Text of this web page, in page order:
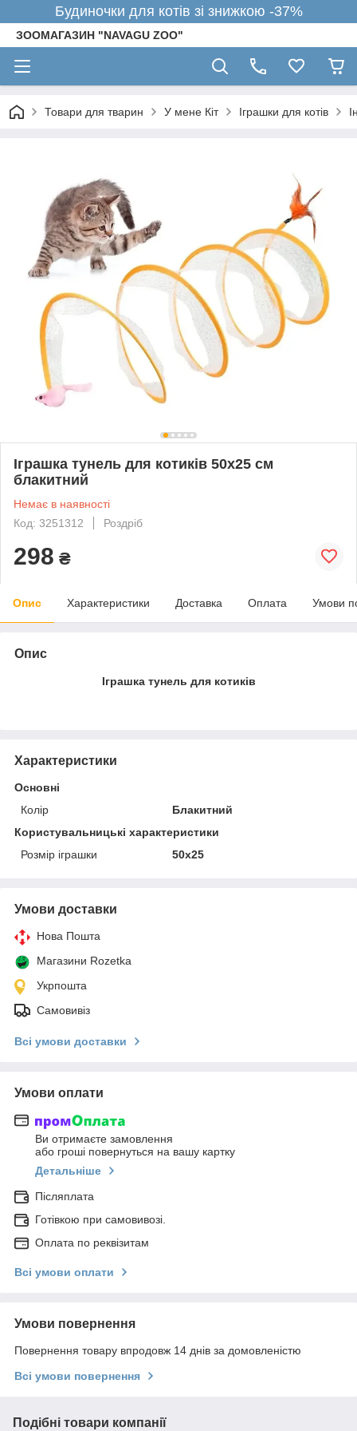
Будиночки для котів зі знижкою -37%
ЗООМАГАЗИН "NAVAGU ZOO"
Товари для тварин У мене Кіт Іграшки для котів
Іграшка тунель для котиків 50х25 см
блакитний
Немає в наявності
Код: 3251312
Роздріб
298 ₴
Опис Характеристики Доставка Оплата Умови
Опис
Іграшка тунель для котиків
Характеристики
Основні
Колір
Блакитний
Користувальницькі характеристики
Розмір іграшки
50х25
Умови доставки
Нова Пошта
Магазини Rozetka
Укрпошта
Самовивіз
Всі умови доставки
Умови оплати
Ви отримаєте замовлення
або гроші повернуться на вашу картку
Детальніше
Післяплата
Готівкою при самовивозі.
Оплата по реквізитам
Всі умови оплати
Умови повернення
Повернення товару впродовж 14 днів за домовленістю
Всі умови повернення
Подібні товари компанії